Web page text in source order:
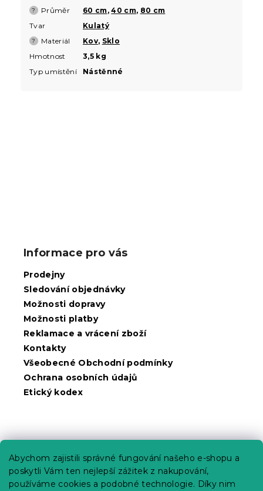
Abychom zajistili správné fungování našeho e-shopu a
poskytli Vám ten nejlepší zážitek z nakupování,
používáme cookies a podobné technologie. Díky nim
? Průměr 60 cm,40 cm, 80 cm
Tvar
Kulatý
? Materiál Kov, Sklo
Hmotnost
3,5 kg
Typ umístění
Nástěnné
Informace pro vás
Prodejny
Sledování objednávky
Možnosti dopravy
Možnosti platby
Reklamace a vrácení zboží
Kontakty
Všeobecné Obchodní podmínky
Ochrana osobních údajů
Etický kodex
Kariéra